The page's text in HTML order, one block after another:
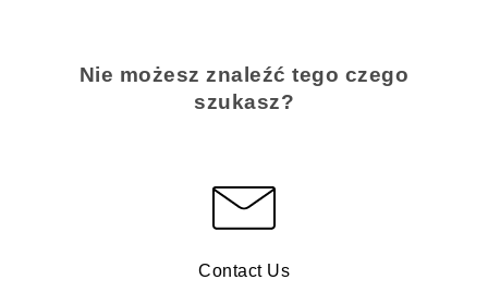
Nie możesz znaleźć tego czego
szukasz?
Contact Us